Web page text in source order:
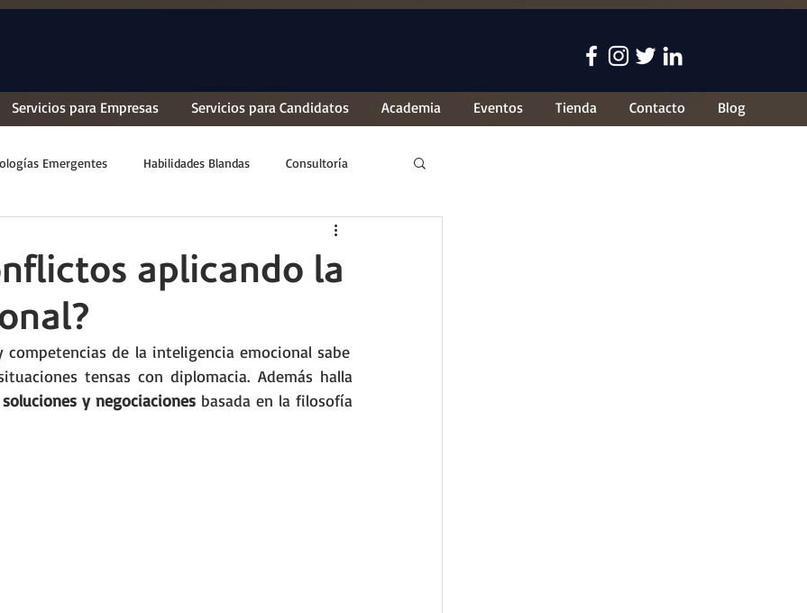
Servicios para Empresas Servicios para Candidatos Academia Eventos Tienda Contacto Blog
Emergentes Habilidades Blandas Consultoría
aplicando la
competencias de la inteligencia emocional sabe
tensas con diplomacia. Además halla
soluciones y negociaciones basada en la filosofía